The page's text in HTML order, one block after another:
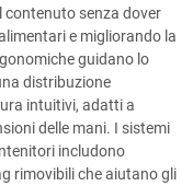
contenuto senza dover
e migliorando la
guidano lo
distribuzione
intuitivi, adatti a
delle mani. I sistemi
includono
rimovibili che aiutano gli